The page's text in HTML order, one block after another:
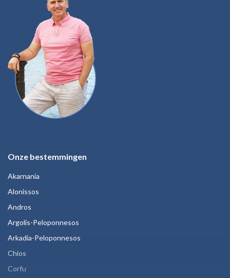
Onze bestemmingen
Akarnania
Alonissos
Andros
Argolis-Peloponnesos
Arkadia-Peloponnesos
Chios
Corfu